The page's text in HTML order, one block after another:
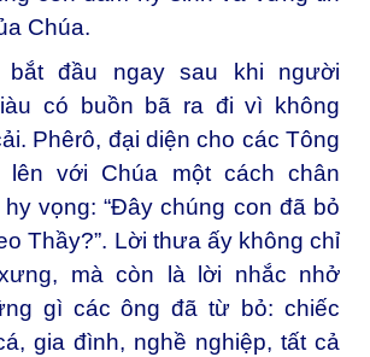
Chúa.
bắt đầu ngay sau khi người
có buồn bã ra đi vì không
Phêrô, đại diện cho các Tông
với Chúa một cách chân
vọng: “Ðây chúng con đã bỏ
Thầy?”. Lời thưa ấy không chỉ
mà còn là lời nhắc nhở
gì các ông đã từ bỏ: chiếc
gia đình, nghề nghiệp, tất cả